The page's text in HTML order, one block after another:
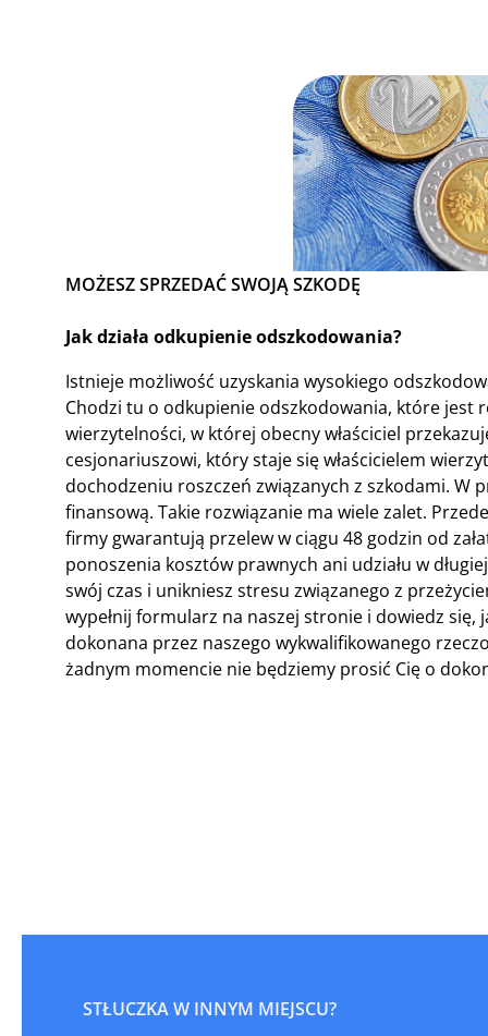
MOŻESZ SPRZEDAĆ SWOJĄ SZKODĘ
Jak działa odkupienie odszkodowania?
Istnieje możliwość uzyskania wysokiego
Chodzi tu o odkupienie odszkodowania, które jest
wierzytelności, w której obecny właściciel
cesjonariuszowi, który staje się właścicielem
dochodzeniu roszczeń związanych z szkodami. W
finansową. Takie rozwiązanie ma wiele zalet.
firmy gwarantują przelew w ciągu 48 godzin od
ponoszenia kosztów prawnych ani udziału w
swój czas i unikniesz stresu związanego z
wypełnij formularz na naszej stronie i dowiedz
dokonana przez naszego wykwalifikowanego
żadnym momencie nie będziemy prosić Cię o
STŁUCZKA W INNYM MIEJSCU?